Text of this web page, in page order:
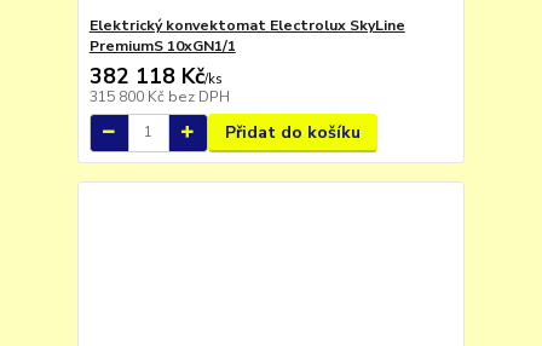
Elektrický konvektomat Electrolux SkyLine
PremiumS 10xGN1/1
382 118 Kč/ks
315 800 Kč bez DPH
Přidat do košíku